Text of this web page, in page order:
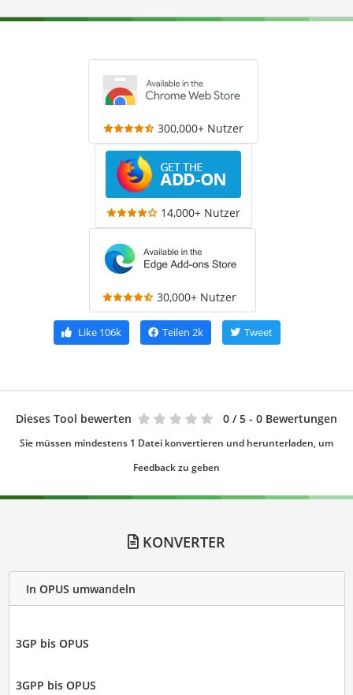
300,000+ Nutzer
14,000+ Nutzer
30,000+ Nutzer
Like 106k Teilen 2k Tweet
Dieses Tool bewerten 0 / 5 - 0 Bewertungen
Sie müssen mindestens 1 Datei konvertieren und herunterladen, um
Feedback zu geben
KONVERTER
In OPUS umwandeln
3GP bis OPUS
3GPP bis OPUS